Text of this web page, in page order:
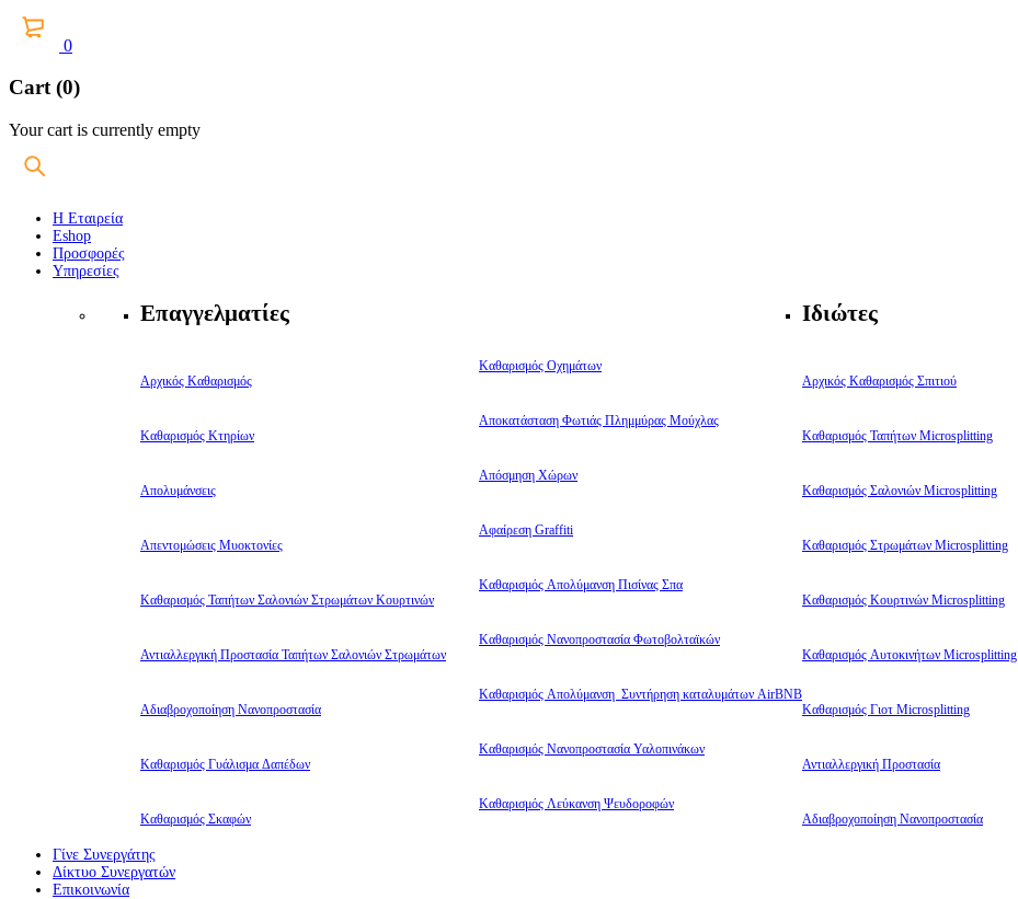
0
Cart (0)
Your cart is currently empty
Η Εταιρεία
Eshop
Προσφορές
Υπηρεσίες
Επαγγελματίες
Αρχικός Καθαρισμός
Καθαρισμός Κτηρίων
Απολυμάνσεις
Απεντομώσεις Μυοκτονίες
Καθαρισμός Ταπήτων Σαλονιών Στρωμάτων Κουρτινών
Αντιαλλεργική Προστασία Ταπήτων Σαλονιών Στρωμάτων
Αδιαβροχοποίηση Νανοπροστασία
Καθαρισμός Γυάλισμα Δαπέδων
Καθαρισμός Σκαφών
Καθαρισμός Οχημάτων
Αποκατάσταση Φωτιάς Πλημμύρας Μούχλας
Απόσμηση Χώρων
Αφαίρεση Graffiti
Καθαρισμός Απολύμανση Πισίνας Σπα
Καθαρισμός Νανοπροστασία Φωτοβολταϊκών
Καθαρισμός Απολύμανση Συντήρηση καταλυμάτων AirBNB
Καθαρισμός Νανοπροστασία Υαλοπινάκων
Καθαρισμός Λεύκανση Ψευδοροφών
Ιδιώτες
Αρχικός Καθαρισμός Σπιτιού
Καθαρισμός Ταπήτων Microsplitting
Καθαρισμός Σαλονιών Microsplitting
Καθαρισμός Στρωμάτων Microsplitting
Καθαρισμός Κουρτινών Microsplitting
Καθαρισμός Αυτοκινήτων Microsplitting
Καθαρισμός Γιοτ Microsplitting
Αντιαλλεργική Προστασία
Αδιαβροχοποίηση Νανοπροστασία
Γίνε Συνεργάτης
Δίκτυο Συνεργατών
Επικοινωνία